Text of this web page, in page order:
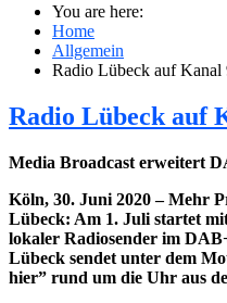
You are here:
Home
Allgemein
Radio Lübeck auf Kanal
Radio Lübeck auf
Media Broadcast erweitert
Köln, 30. Juni 2020 – Mehr
Lübeck: Am 1. Juli startet
lokaler Radiosender im
Lübeck sendet unter dem
hier” rund um die Uhr aus